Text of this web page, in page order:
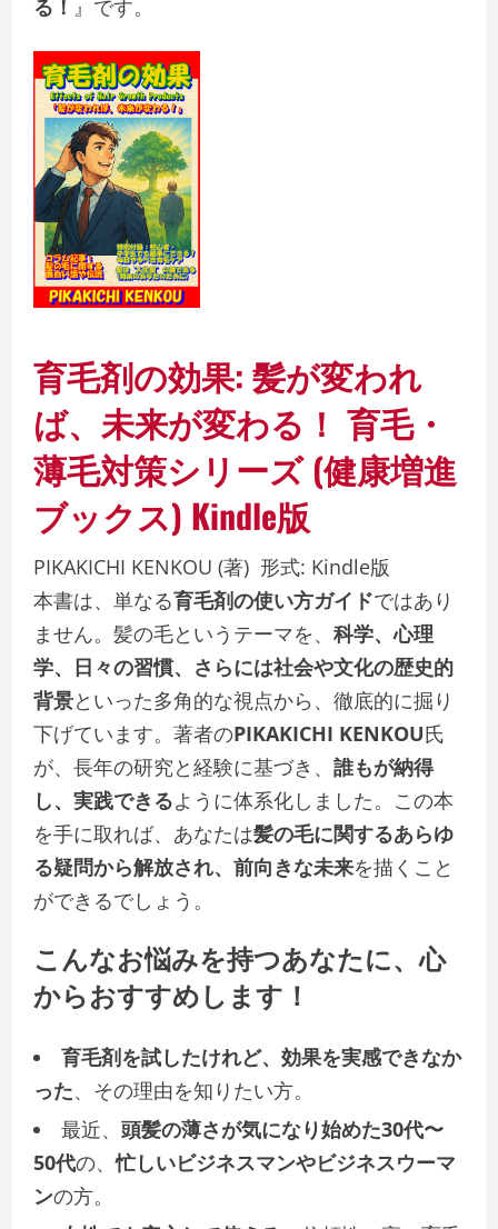
る！ 』です。
育毛剤の効果: 髪が変われ
ば、未来が変わる！ 育毛・
薄毛対策シリーズ (健康増進
ブックス) Kindle版
PIKAKICHI KENKOU (著) 形式: Kindle版
本書は、単なる育毛剤の使い方ガイドではあり
ません。髪の毛というテーマを、 科学、心理
学、日々の習慣、さらには社会や文化の歴史的
背景といった多角的な視点から、徹底的に掘り
下げています。著者のPIKAKICHI KENKOU氏
が、長年の研究と経験に基づき、 誰もが納得
し、実践できるように体系化しました。この本
を手に取れば、あなたは髪の毛に関するあらゆ
る疑問から解放され、前向きな未来を描くこと
ができるでしょう。
こんなお悩みを持つあなたに、心
からおすすめします！
育毛剤を試したけれど、効果を実感できなか
った、その理由を知りたい方。
最近、 頭髪の薄さが気になり始めた30代〜
50代の、忙しいビジネスマンやビジネスウーマ
ンの方。